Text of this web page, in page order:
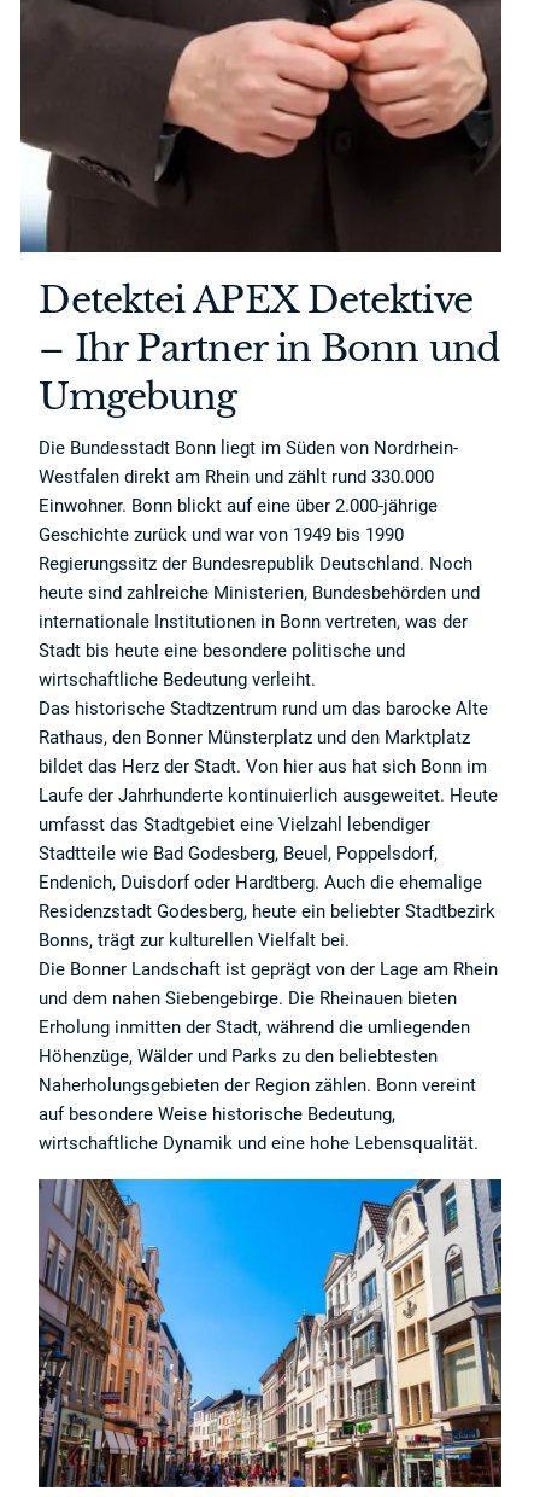
Detektei APEX Detektive
– Ihr Partner in Bonn und
Umgebung
Die Bundesstadt Bonn liegt im Süden von Nordrhein-
Westfalen direkt am Rhein und zählt rund 330.000
Einwohner. Bonn blickt auf eine über 2.000-jährige
Geschichte zurück und war von 1949 bis 1990
Regierungssitz der Bundesrepublik Deutschland. Noch
heute sind zahlreiche Ministerien, Bundesbehörden und
internationale Institutionen in Bonn vertreten, was der
Stadt bis heute eine besondere politische und
wirtschaftliche Bedeutung verleiht.
Das historische Stadtzentrum rund um das barocke Alte
Rathaus, den Bonner Münsterplatz und den Marktplatz
bildet das Herz der Stadt. Von hier aus hat sich Bonn im
Laufe der Jahrhunderte kontinuierlich ausgeweitet. Heute
umfasst das Stadtgebiet eine Vielzahl lebendiger
Stadtteile wie Bad Godesberg, Beuel, Poppelsdorf,
Endenich, Duisdorf oder Hardtberg. Auch die ehemalige
Residenzstadt Godesberg, heute ein beliebter Stadtbezirk
Bonns, trägt zur kulturellen Vielfalt bei.
Die Bonner Landschaft ist geprägt von der Lage am Rhein
und dem nahen Siebengebirge. Die Rheinauen bieten
Erholung inmitten der Stadt, während die umliegenden
Höhenzüge, Wälder und Parks zu den beliebtesten
Naherholungsgebieten der Region zählen. Bonn vereint
auf besondere Weise historische Bedeutung,
wirtschaftliche Dynamik und eine hohe Lebensqualität.